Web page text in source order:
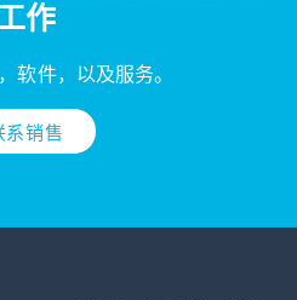
作
软件，以及服务。
系销售